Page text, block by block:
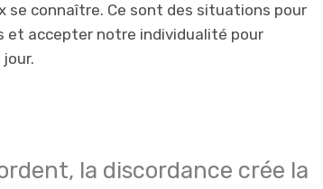
se connaître. Ce sont des situations pour
et accepter notre individualité pour
la discordance crée la